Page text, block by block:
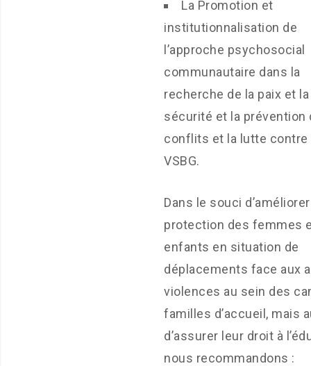
La Promotion et
institutionnalisation de
l’approche psychosocial
communautaire dans la
recherche de la paix et la
sécurité et la prévention
conflits et la lutte contre
VSBG.
Dans le souci
protection des femmes
enfants en situation de
déplacements face aux
violences au sein des
familles d’accueil, mais
d’assurer leur droit à
nous recommandons :